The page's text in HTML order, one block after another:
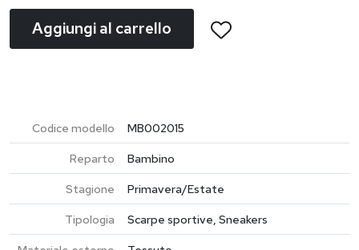
Aggiungi al carrello
Codice modello
MB002015
Reparto
Bambino
Stagione
Primavera/Estate
Tipologia
Scarpe sportive, Sneakers